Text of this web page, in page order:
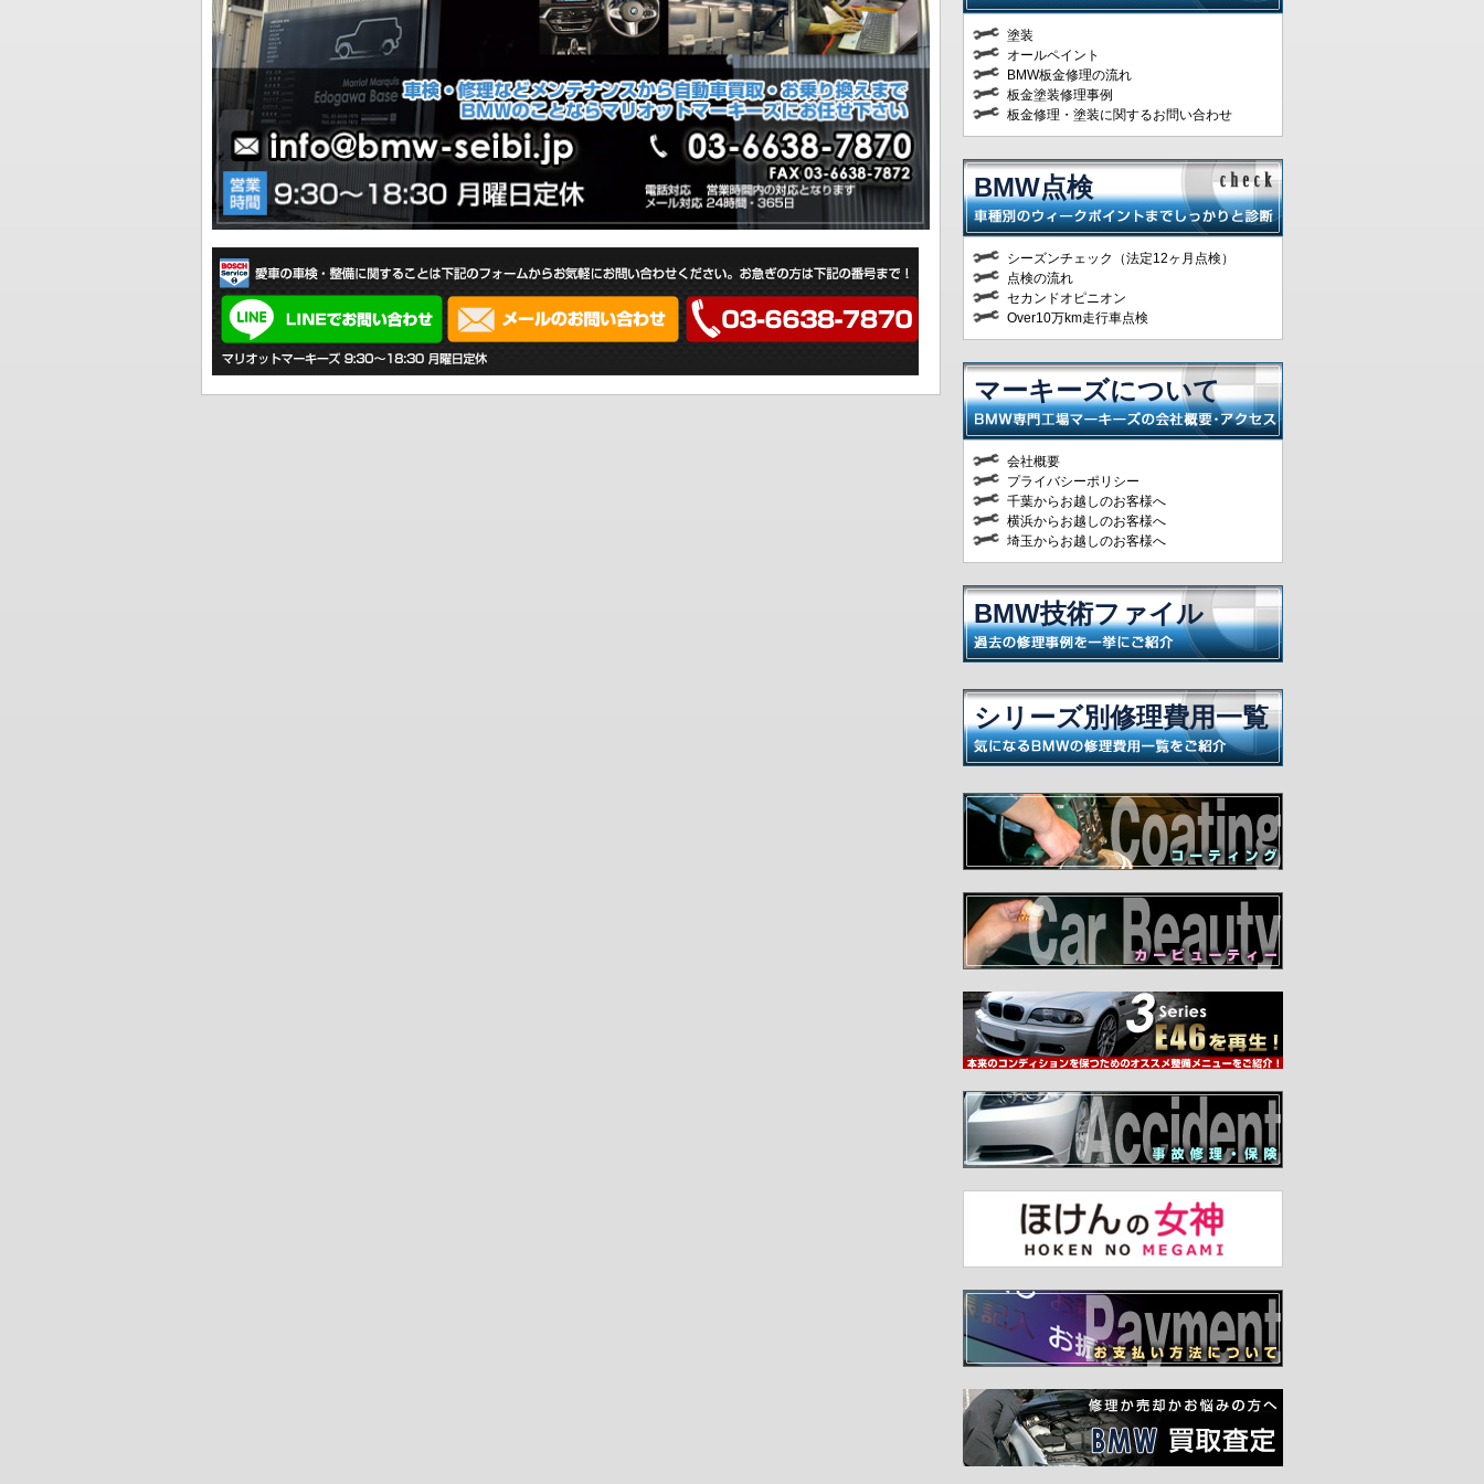
塗装
オールペイント
BMW板金修理の流れ
板金塗装修理事例
板金修理・塗装に関するお問い合わせ
BMW点検
シーズンチェック（法定12ヶ月点検）
点検の流れ
セカンドオピニオン
Over10万km走行車点検
マーキーズについて
会社概要
プライバシーポリシー
千葉からお越しのお客様へ
横浜からお越しのお客様へ
埼玉からお越しのお客様へ
BMW技術ファイル
シリーズ別修理費用一覧